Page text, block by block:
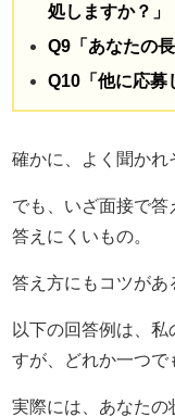
処しますか？」
Q9「あなたの
Q10「他に応募
確かに、よく聞かれ
でも、いざ面接で
答えにくいもの。
答え方にもコツがあ
以下の回答例は、
すが、どれか一つで
実際には、あなたの